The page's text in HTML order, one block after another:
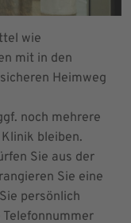
wie
mit in den
Heimweg
noch mehrere
bleiben.
Sie aus der
Sie eine
persönlich
Telefonnummer